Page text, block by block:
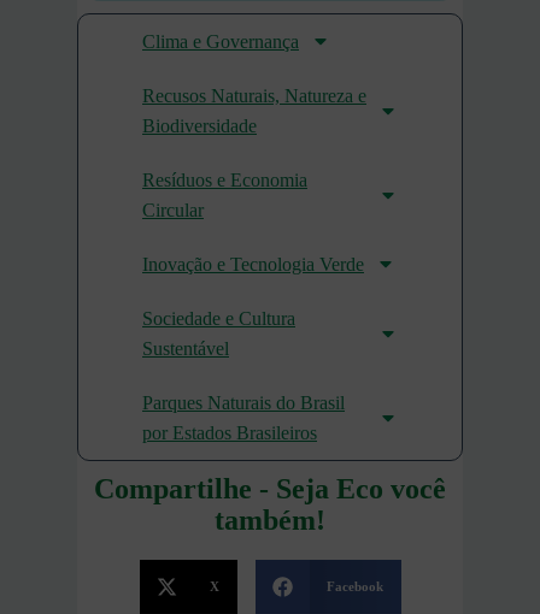
Clima e Governança
Recusos Naturais, Natureza e
Biodiversidade
Resíduos e Economia
Circular
Inovação e Tecnologia Verde
Sociedade e Cultura
Sustentável
Parques Naturais do Brasil
por Estados Brasileiros
Compartilhe - Seja Eco você
também!
X Facebook